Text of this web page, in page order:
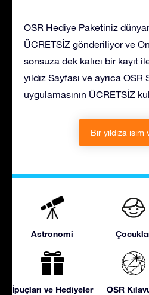
OSR Hediye Paketiniz
ÜCRETSİZ gönderiliyor ve
sonsuza dek kalıcı bir kayıt
yıldız Sayfası ve ayrıca OSR
uygulamasının ÜCRETSİZ
Bir yıldıza isim
Astronomi
İpuçları ve Hediyeler OSR